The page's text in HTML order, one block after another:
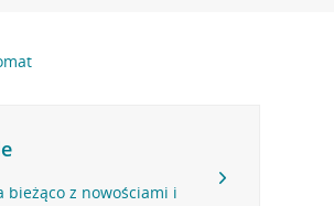
bieżąco z nowościami i